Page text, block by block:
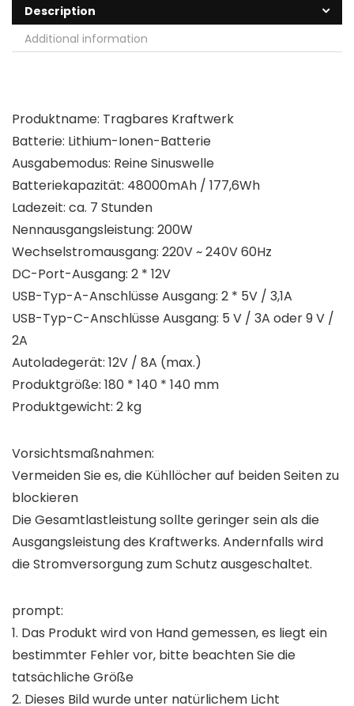
Description
Additional information
Produktname: Tragbares Kraftwerk
Batterie: Lithium-Ionen-Batterie
Ausgabemodus: Reine Sinuswelle
Batteriekapazität: 48000mAh / 177,6Wh
Ladezeit: ca. 7 Stunden
Nennausgangsleistung: 200W
Wechselstromausgang: 220V ~ 240V 60Hz
DC-Port-Ausgang: 2 * 12V
USB-Typ-A-Anschlüsse Ausgang: 2 * 5V / 3,1A
USB-Typ-C-Anschlüsse Ausgang: 5 V / 3A oder 9 V /
2A
Autoladegerät: 12V / 8A (max.)
Produktgröße: 180 * 140 * 140 mm
Produktgewicht: 2 kg
Vorsichtsmaßnahmen:
Vermeiden Sie es, die Kühllöcher auf beiden Seiten zu
blockieren
Die Gesamtlastleistung sollte geringer sein als die
Ausgangsleistung des Kraftwerks. Andernfalls wird
die Stromversorgung zum Schutz ausgeschaltet.
prompt:
1. Das Produkt wird von Hand gemessen, es liegt ein
bestimmter Fehler vor, bitte beachten Sie die
tatsächliche Größe
2. Dieses Bild wurde unter natürlichem Licht